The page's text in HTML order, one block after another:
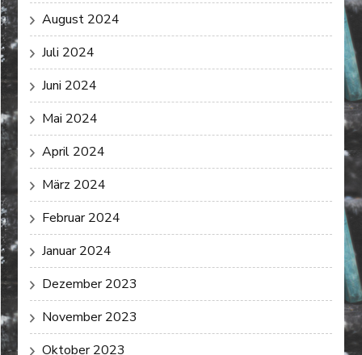
August 2024
Juli 2024
Juni 2024
Mai 2024
April 2024
März 2024
Februar 2024
Januar 2024
Dezember 2023
November 2023
Oktober 2023